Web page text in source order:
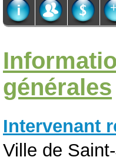
générales
Intervenant
Ville de